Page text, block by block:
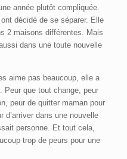
année plutôt compliquée.
décidé de se séparer. Elle
2 maisons différentes. Mais
dans une toute nouvelle
aime pas beaucoup, elle a
Peur que tout change, peur
peur de quitter maman pour
d’arriver dans une nouvelle
personne. Et tout cela,
trop de peurs pour une